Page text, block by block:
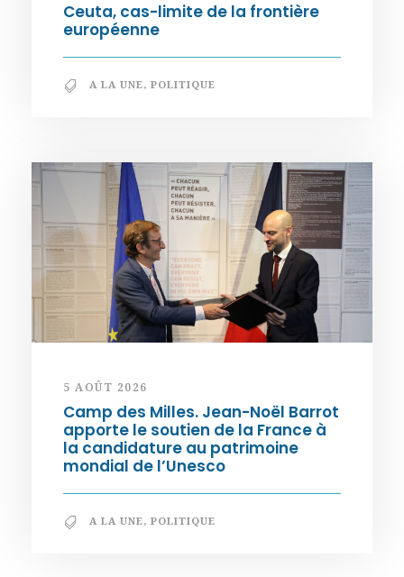
Ceuta, cas-limite de la frontière
européenne
A LA UNE, POLITIQUE
5 AOÛT 2026
Camp des Milles. Jean-Noël Barrot
apporte le soutien de la France à
la candidature au patrimoine
mondial de l’Unesco
A LA UNE, POLITIQUE